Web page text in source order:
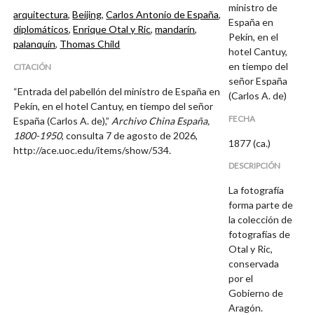
arquitectura,Beijing,Carlos Antonio de España,
diplomáticos,Enrique Otal y Ric,mandarín,
palanquín, Thomas Child
CITACIÓN
“Entrada del pabellón del ministro de España en
Pekín, en el hotel Cantuy, en tiempo del señor
España (Carlos A. de),” Archivo China España,
1800-1950, consulta 7 de agosto de 2026,
http://ace.uoc.edu/items/show/534.
ministro de
España en
Pekín, en el
hotel Cantuy,
en tiempo del
señor España
(Carlos A. de)
FECHA
1877 (ca.)
DESCRIPCIÓN
La fotografía
forma parte de
la colección de
fotografías de
Otal y Ric,
conservada
por el
Gobierno de
Aragón.